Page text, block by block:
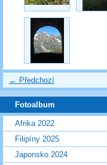
← Předchozí
Fotoalbum
Afrika 2022
Filipíny 2025
Japonsko 2024